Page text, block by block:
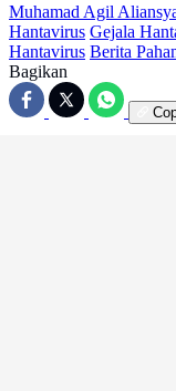
Muhamad Agil
Hantavirus Gejala
Hantavirus Berita
Bagikan